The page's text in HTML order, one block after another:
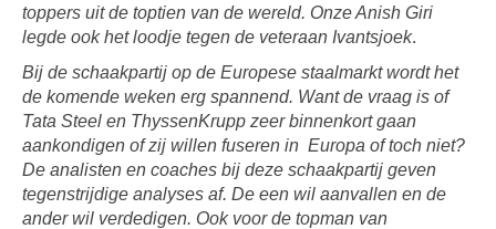
toppers uit de toptien van de wereld. Onze Anish Giri
legde ook het loodje tegen de veteraan Ivantsjoek.
Bij de schaakpartij op de Europese staalmarkt wordt het
de komende weken erg spannend. Want de vraag is of
Tata Steel en ThyssenKrupp zeer binnenkort gaan
aankondigen of zij willen fuseren in Europa of toch niet?
De analisten en coaches bij deze schaakpartij geven
tegenstrijdige analyses af. De een wil aanvallen en de
ander wil verdedigen. Ook voor de topman van